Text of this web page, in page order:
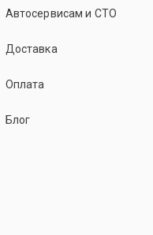
Автосервисам и СТО
Доставка
Оплата
Блог